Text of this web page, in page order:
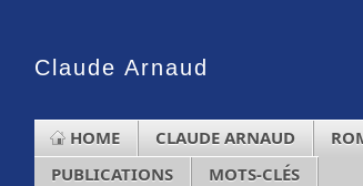
Claude Arnaud
HOME CLAUDE ARNAUD
PUBLICATIONS
MOTS-CLÉS